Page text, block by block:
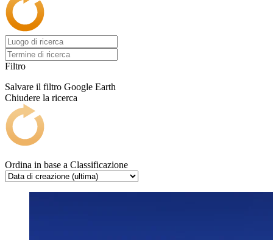
Filtro
Salvare il filtro Google Earth
Chiudere la ricerca
Ordina in base a Classificazione